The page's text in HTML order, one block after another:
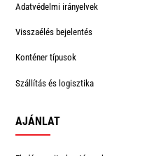
Adatvédelmi irányelvek
Visszaélés bejelentés
Konténer típusok
Szállítás és logisztika
AJÁNLAT